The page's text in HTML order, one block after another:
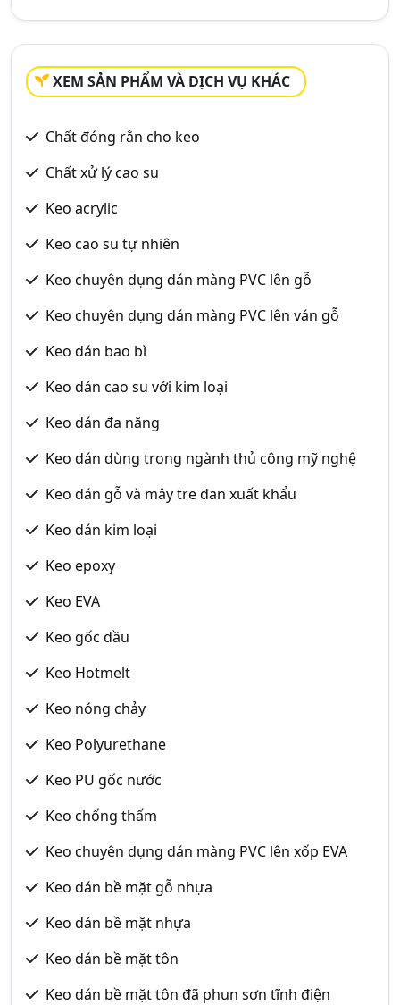
XEM SẢN PHẨM VÀ DỊCH VỤ KHÁC
Chất đóng rắn cho keo
Chất xử lý cao su
Keo acrylic
Keo cao su tự nhiên
Keo chuyên dụng dán màng PVC lên gỗ
Keo chuyên dụng dán màng PVC lên ván gỗ
Keo dán bao bì
Keo dán cao su với kim loại
Keo dán đa năng
Keo dán dùng trong ngành thủ công mỹ nghệ
Keo dán gỗ và mây tre đan xuất khẩu
Keo dán kim loại
Keo epoxy
Keo EVA
Keo gốc dầu
Keo Hotmelt
Keo nóng chảy
Keo Polyurethane
Keo PU gốc nước
Keo chống thấm
Keo chuyên dụng dán màng PVC lên xốp EVA
Keo dán bề mặt gỗ nhựa
Keo dán bề mặt nhựa
Keo dán bề mặt tôn
Keo dán bề mặt tôn đã phun sơn tĩnh điện